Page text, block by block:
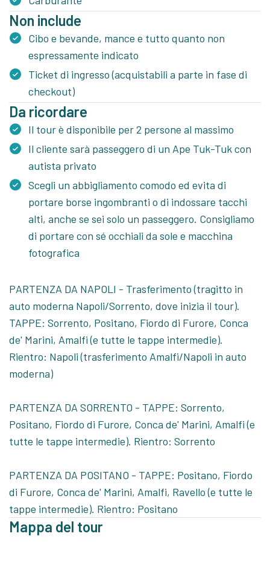
Non include
Cibo e bevande, mance e tutto quanto non
espressamente indicato
Ticket di ingresso (acquistabili a parte in fase di
checkout)
Da ricordare
Il tour è disponibile per 2 persone al massimo
Il cliente sarà passeggero di un Ape Tuk-Tuk con
autista privato
Scegli un abbigliamento comodo ed evita di
portare borse ingombranti o di indossare tacchi
alti, anche se sei solo un passeggero. Consigliamo
di portare con sé occhiali da sole e macchina
fotografica
PARTENZA DA NAPOLI - Trasferimento (tragitto in
auto moderna Napoli/Sorrento, dove inizia il tour).
TAPPE: Sorrento, Positano, Fiordo di Furore, Conca
de' Marini, Amalfi (e tutte le tappe intermedie).
Rientro: Napoli (trasferimento Amalfi/Napoli in auto
moderna)
PARTENZA DA SORRENTO - TAPPE: Sorrento,
Positano, Fiordo di Furore, Conca de' Marini, Amalfi (e
tutte le tappe intermedie). Rientro: Sorrento
PARTENZA DA POSITANO - TAPPE: Positano, Fiordo
di Furore, Conca de' Marini, Amalfi, Ravello (e tutte le
tappe intermedie). Rientro: Positano
Mappa del tour